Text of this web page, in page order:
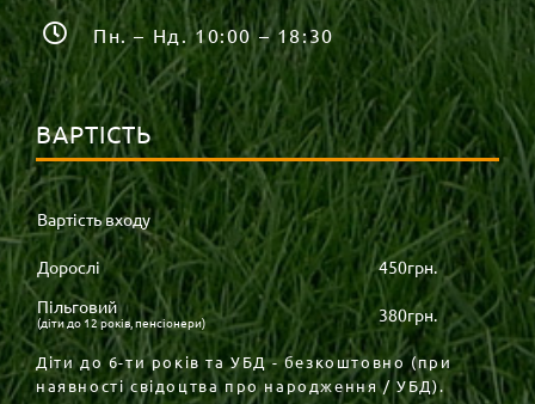
Пн. – Нд. 10:00 – 18:30
ВАРТІСТЬ
Вартість входу
Дорослі
450грн.
Пільговий
(діти до 12 років, пенсіонери) 380грн.
Діти до 6-ти років та УБД - безкоштовно (при
наявності свідоцтва про народження / УБД).